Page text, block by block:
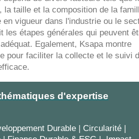
la taille et la composition de la
vigueur dans l'industrie ou le
les étapes générales qui peuvent
Egalement, Ksapa montre
pour faciliter la collecte et le suivi
d'expertise
Durable | Circularité |